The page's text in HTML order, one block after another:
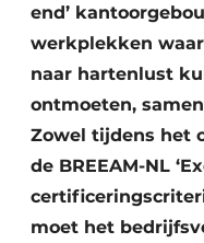
end’
werkplekken
naar hartenlust
ontmoeten,
Zowel tijdens het
de BREEAM-NL
moet het